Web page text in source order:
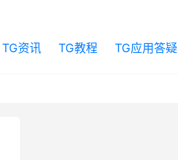
TG资讯 TG教程 TG应用答疑